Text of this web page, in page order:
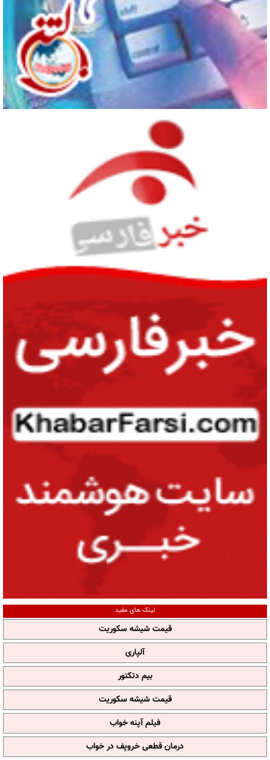
لینک های مفید
قیمت شیشه سکوریت
آلپاری
بیم دتکتور
قیمت شیشه سکوریت
فیلم آپنه خواب
درمان قطعی خروپف در خواب